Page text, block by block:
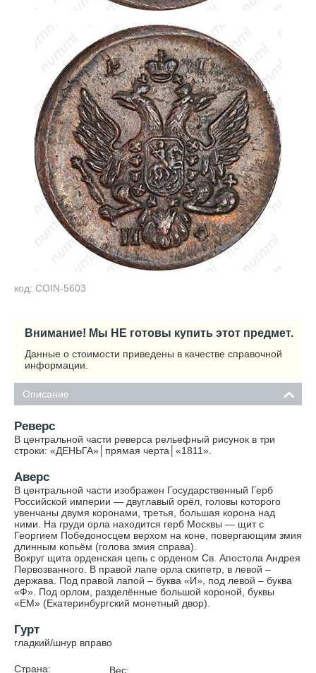
код: COIN-5603
Внимание! Мы НЕ готовы купить этот предмет.
Данные о стоимости приведены в качестве справочной
информации.
Описание
Реверс
В центральной части реверса рельефный рисунок в три
строки: «ДЕНЬГА»│прямая черта│«1811».
Аверс
В центральной части изображен Государственный Герб
Российской империи — двуглавый орёл, головы которого
увенчаны двумя коронами, третья, большая корона над
ними. На груди орла находится герб Москвы — щит с
Георгием Победоносцем верхом на коне, повергающим змия
длинным копьём (голова змия справа).
Вокруг щита орденская цепь с орденом Св. Апостола Андрея
Первозванного. В правой лапе орла скипетр, в левой –
держава. Под правой лапой – буква «И», под левой – буква
«Ф». Под орлом, разделённые большой короной, буквы
«ЕМ» (Екатеринбургский монетный двор).
Гурт
гладкий/шнур вправо
Страна:
Вес: